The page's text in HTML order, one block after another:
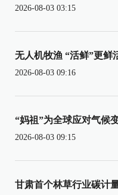
2026-08-03 03:15
无人机牧渔 “活鲜”更鲜
2026-08-03 09:16
“妈祖”为全球应对气候
2026-08-03 09:15
甘肃首个林草行业碳计